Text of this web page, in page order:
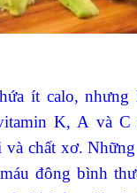
ít calo, nhưng
K, A và C
và chất xơ.
đông bình